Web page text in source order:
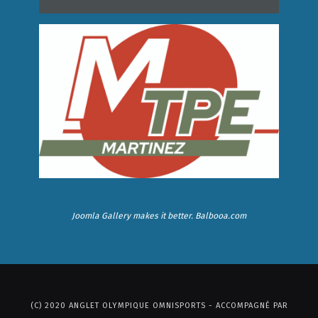
Joomla Gallerymakes it better. Balbooa.com
(C) 2020 ANGLET OLYMPIQUE OMNISPORTS - ACCOMPAGNÉ PAR